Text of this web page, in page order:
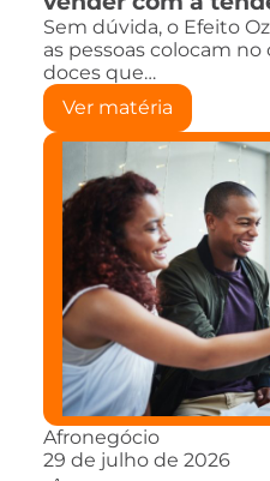
Sem dúvida, o Efeito
as pessoas colocam
doces que…
Ver matéria
Afronegócio
29 de julho de 2026